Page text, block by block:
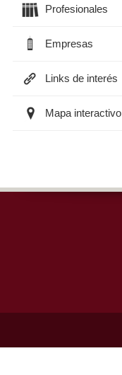
Profesionales
Empresas
Links de interés
Mapa interactivo